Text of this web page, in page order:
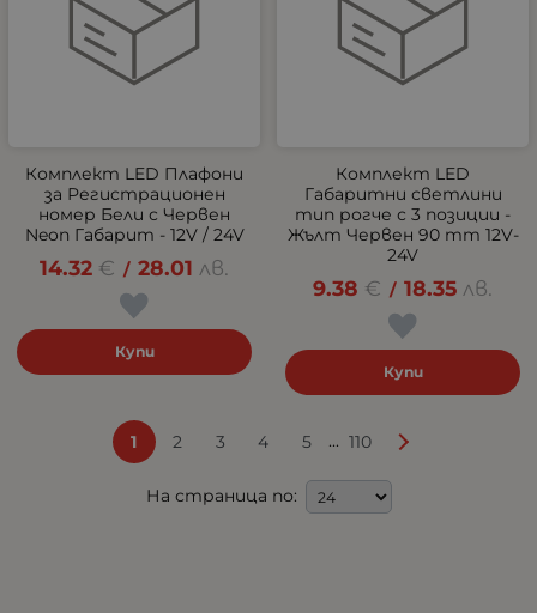
Комплект LED Плафони
за Регистрационен
номер Бели с Червен
Neon Габарит - 12V / 24V
14.32 € / 28.01 лв.
Купи
Комплект LED
Габаритни светлини
тип рогче с 3 позиции -
Жълт Червен 90 mm 12V-
24V
9.38 € / 18.35 лв.
Купи
1 2 3 4 5 ... 110
На страница по: